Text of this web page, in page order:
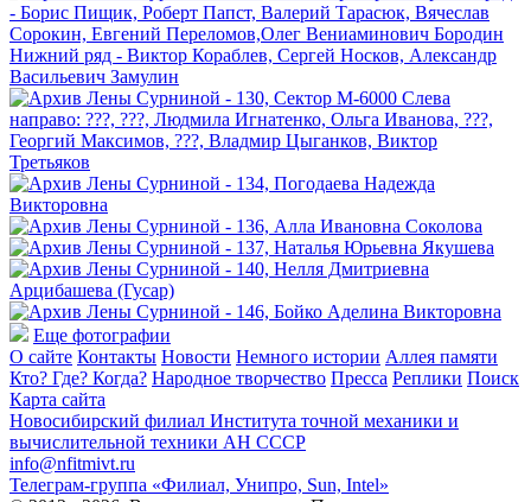
Еще фотографии
О сайте Контакты Новости Немного истории Аллея памяти
Кто? Где? Когда? Народное творчество Пресса Реплики Поиск
Карта сайта
Новосибирский филиал Института точной механики и
вычислительной техники АН СССР
info@nfitmivt.ru
Телеграм-группа «Филиал, Унипро, Sun, Intel»